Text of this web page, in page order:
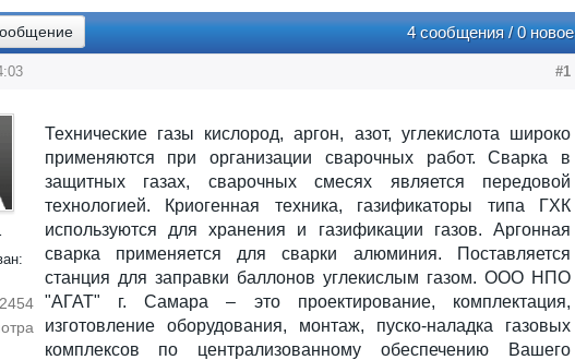
4 сообщения / 0 новое
#1
Технические газы кислород, аргон, азот, углекислота широко
применяются при организации сварочных работ. Сварка в
защитных газах, сварочных смесях является передовой
технологией. Криогенная техника, газификаторы типа ГХК
используются для хранения и газификации газов. Аргонная
сварка применяется для сварки алюминия. Поставляется
станция для заправки баллонов углекислым газом. ООО НПО
"АГАТ" г. Самара – это проектирование, комплектация,
изготовление оборудования, монтаж, пуско-наладка газовых
комплексов по централизованному обеспечению Вашего
2454